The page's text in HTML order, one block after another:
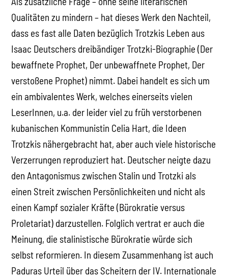
Qualitäten zu mindern – hat dieses Werk den Nachteil,
dass es fast alle Daten bezüglich Trotzkis Leben aus
Isaac Deutschers dreibändiger Trotzki-Biographie (Der
bewaffnete Prophet, Der unbewaffnete Prophet, Der
verstoßene Prophet) nimmt. Dabei handelt es sich um
ein ambivalentes Werk, welches einerseits vielen
LeserInnen, u.a. der leider viel zu früh verstorbenen
kubanischen Kommunistin Celia Hart, die Ideen
Trotzkis nähergebracht hat, aber auch viele historische
Verzerrungen reproduziert hat. Deutscher neigte dazu
den Antagonismus zwischen Stalin und Trotzki als
einen Streit zwischen Persönlichkeiten und nicht als
einen Kampf sozialer Kräfte (Bürokratie versus
Proletariat) darzustellen. Folglich vertrat er auch die
Meinung, die stalinistische Bürokratie würde sich
selbst reformieren. In diesem Zusammenhang ist auch
Paduras Urteil über das Scheitern der IV. Internationale